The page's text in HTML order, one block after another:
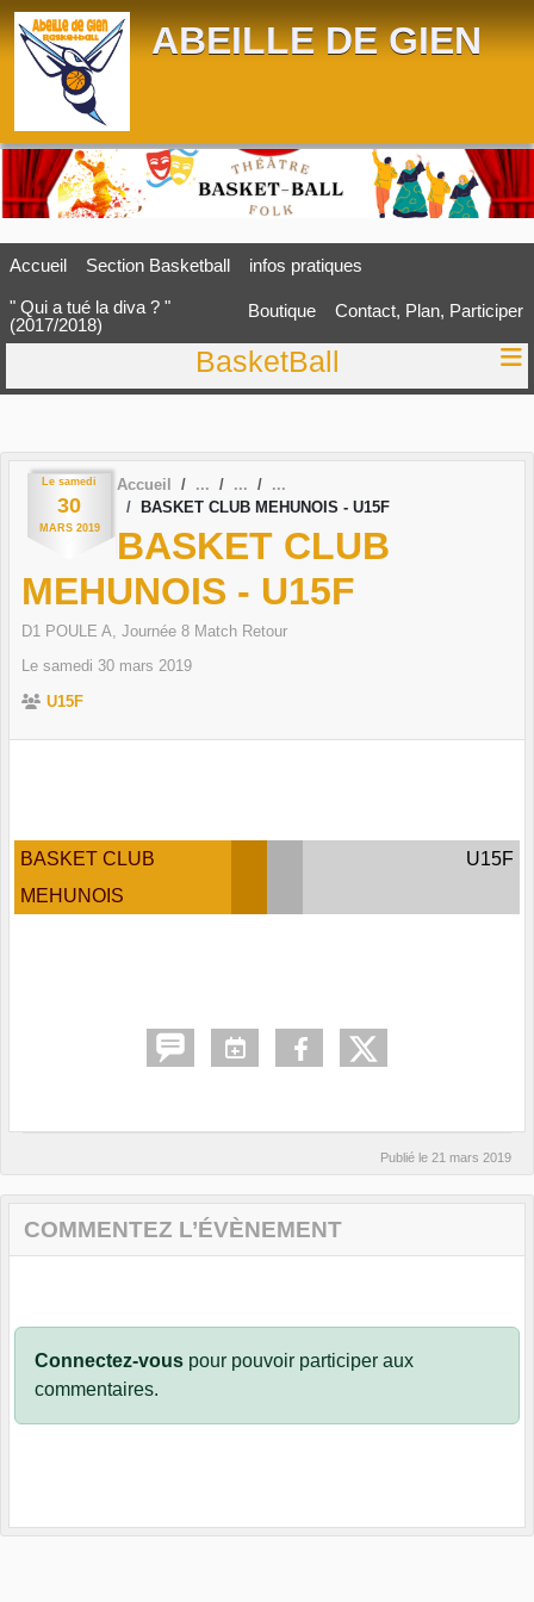
ABEILLE DE GIEN
Accueil Section Basketball infos pratiques
" Qui a tué la diva ? "
(2017/2018)
Boutique Contact, Plan, Participer
BasketBall
Le samedi
30
MARS 2019
Accueil
BASKET CLUB MEHUNOIS - U15F
BASKET CLUB
MEHUNOIS - U15F
D1 POULE A, Journée 8 Match Retour
Le samedi 30 mars 2019
U15F
BASKET CLUB
MEHUNOIS
U15F
Publié le 21 mars 2019
COMMENTEZ L’ÉVÈNEMENT
Connectez-vous pour pouvoir participer aux
commentaires.
Panneau de gestion des cookies